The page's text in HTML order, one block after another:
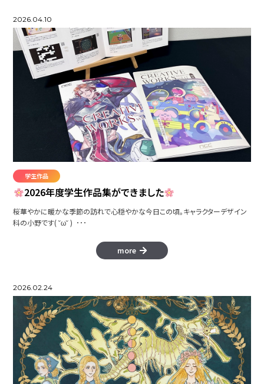
CUSTOM TANK
矢術師
Don'tBe
astron
本を読む、世界が広がる
WINTER SPORTS
2026.04.10
学生作品
2026年度学生作品集ができました
桜華やかに暖かな季節の訪れで心穏やかな今日この頃。キャラクターデザイン
科の小野です( ˘ω˘ ) ･･･
more
2026.02.24